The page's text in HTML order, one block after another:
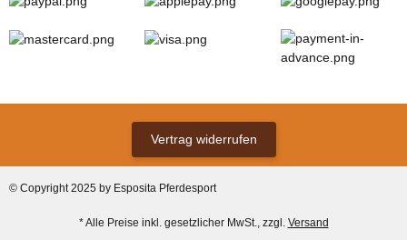
Vertrag widerrufen
© Copyright 2025 by Esposita Pferdesport
* Alle Preise inkl. gesetzlicher MwSt., zzgl. Versand